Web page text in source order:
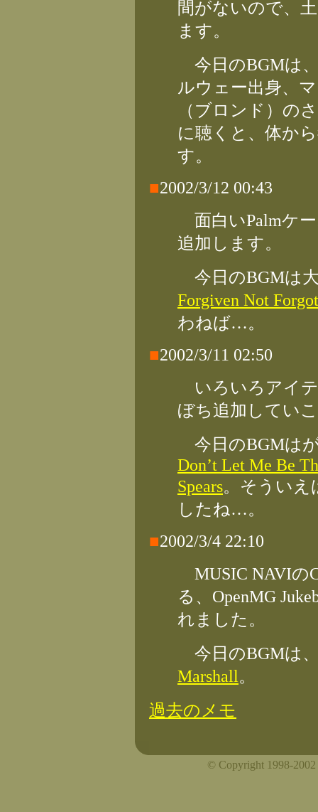
間がないので、
ます。
今日のBGMは
ルウェー出身、
（ブロンド）の
に聴くと、体か
す。
■2002/3/12 00:43
面白いPalmケ
追加します。
今日のBGMは
Forgiven Not
わねば…。
■2002/3/11 02:50
いろいろアイ
ぼち追加してい
今日のBGMは
Don’t Let Me Be
Spears。そういえ
したね…。
■2002/3/4 22:10
MUSIC NAVIの
る、OpenMG
れました。
今日のBGMは
Marshall。
過去のメモ
© Copyright 1998-2002